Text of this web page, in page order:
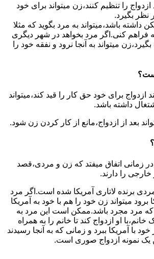
را تنظیم کنند،زن میتواند برای خود
نظر بگیرد.
باشد،میتواند به مرد بگوید که مثلا
فراهم کنی.اگر مرد بخواهد در شهر دیگری
میتواند به آنجا نرود و نفقه خود را
برای خود حق کار را قید کند،میتواند
داشته باشد.
بعد از ازدواج،مانع از کار کردن زن شود.
زمانی اتفاق میفتد که زن و مردی،قصد
را دارند.
مردی برنده لاتاری آمریکا شده است.اگر مرد
برود میتواند زن خود را هم با خود به آمریکا
مرد مجرد باشد.ممکن است این مرد به
او ازدواج کند تا خانم را به همراه
با آمریکا ببرد و زمانی که به آنجا رسیدند
یک نمونه ازدواج صوری است.